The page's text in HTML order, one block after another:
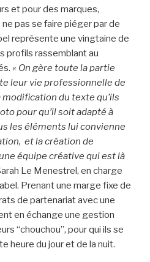
et pour des marques,
pas se faire piéger par de
représente une vingtaine de
profils rassemblant au
« On gère toute la partie
leur vie professionnelle de
modification du texte qu’ils
pour qu’il soit adapté à
les éléments lui convienne
et la création de
équipe créative qui est là
Le Menestrel, en charge
Prenant une marge fixe de
de partenariat avec une
en échange une gestion
“chouchou”, pour qui ils se
heure du jour et de la nuit.